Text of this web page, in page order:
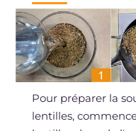
Pour préparer la
lentilles,